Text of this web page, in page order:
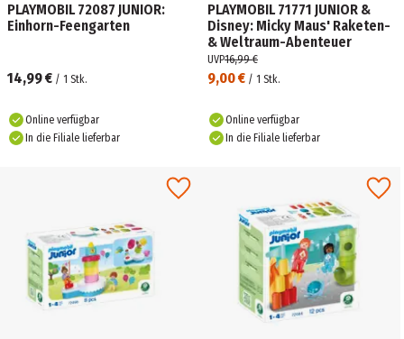
PLAYMOBIL 72087 JUNIOR:
Einhorn-Feengarten
14,99 € / 1 Stk.
Online verfügbar
In die Filiale lieferbar
PLAYMOBIL 71771 JUNIOR &
Disney: Micky Maus' Raketen-
& Weltraum-Abenteuer
9,00 € / 1 Stk.
UVP16,99 €
Online verfügbar
In die Filiale lieferbar